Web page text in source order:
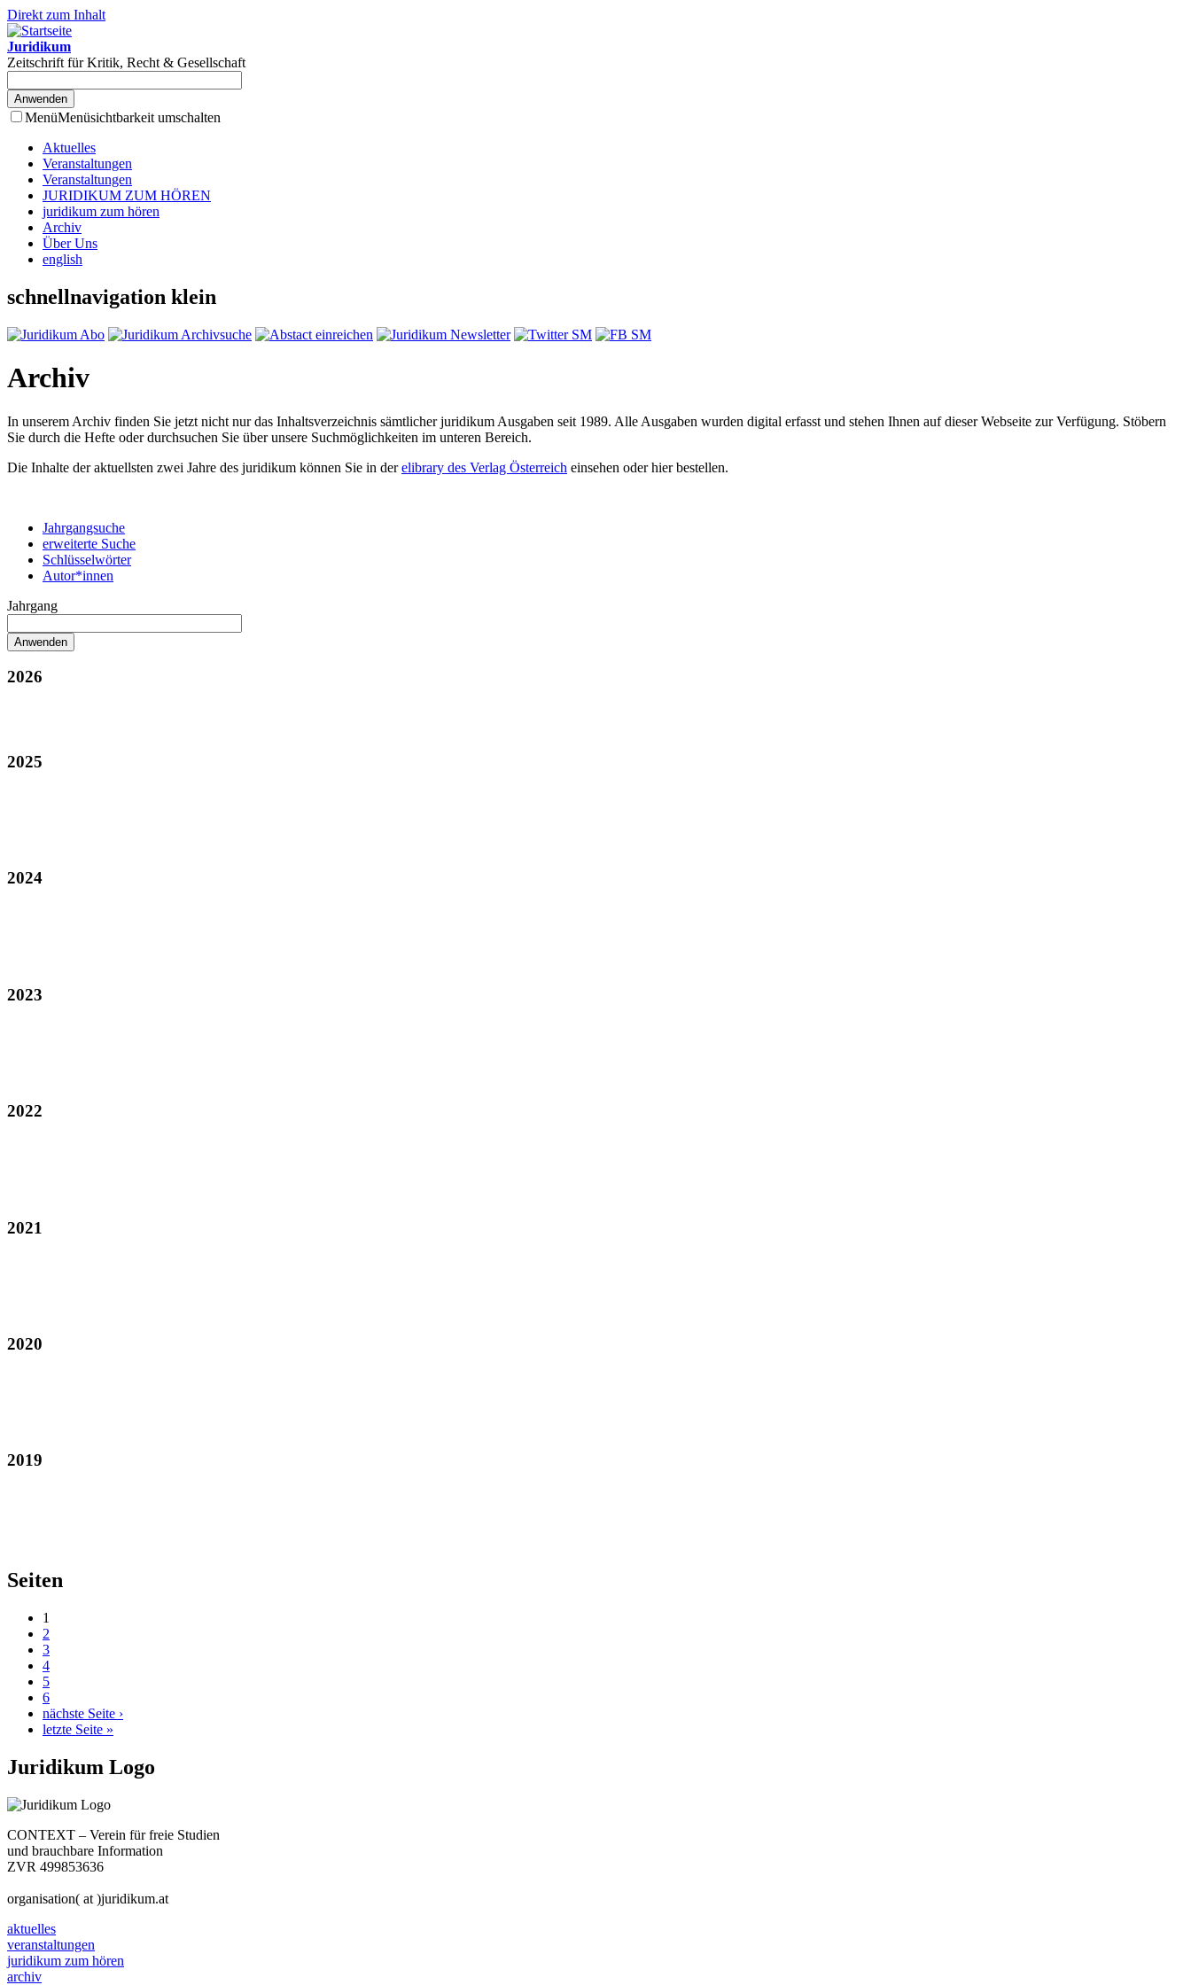
Direkt zum Inhalt
Juridikum
Zeitschrift für Kritik, Recht & Gesellschaft
MenüMenüsichtbarkeit umschalten
Aktuelles
Veranstaltungen
Veranstaltungen
JURIDIKUM ZUM HÖREN
juridikum zum hören
Archiv
Über Uns
english
schnellnavigation klein
Archiv
In unserem Archiv finden Sie jetzt nicht nur das Inhaltsverzeichnis sämtlicher juridikum Ausgaben seit 1989. Alle Ausgaben wurden digital erfasst und stehen Ihnen auf dieser Webseite zur Verfügung. Stöbern
Sie durch die Hefte oder durchsuchen Sie über unsere Suchmöglichkeiten im unteren Bereich.
Die Inhalte der aktuellsten zwei Jahre des juridikum können Sie in derelibrary des Verlag Österreich einsehen oder hier bestellen.
Jahrgangsuche
erweiterte Suche
Schlüsselwörter
Autor*innen
Jahrgang
2026
2025
2024
2023
2022
2021
2020
2019
Seiten
1
2
3
4
5
6
nächste Seite ›
letzte Seite »
Juridikum Logo
CONTEXT – Verein für freie Studien
und brauchbare Information
ZVR 499853636
organisation( at )juridikum.at
aktuelles
veranstaltungen
juridikum zum hören
archiv